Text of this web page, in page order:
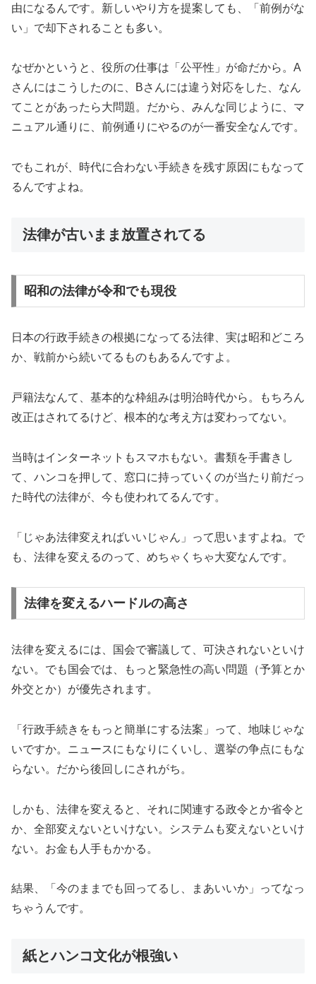
由になるんです。新しいやり方を提案しても、「前例がな
い」で却下されることも多い。
なぜかというと、役所の仕事は「公平性」が命だから。A
さんにはこうしたのに、Bさんには違う対応をした、なん
てことがあったら大問題。だから、みんな同じように、マ
ニュアル通りに、前例通りにやるのが一番安全なんです。
でもこれが、時代に合わない手続きを残す原因にもなって
るんですよね。
法律が古いまま放置されてる
昭和の法律が令和でも現役
日本の行政手続きの根拠になってる法律、実は昭和どころ
か、戦前から続いてるものもあるんですよ。
戸籍法なんて、基本的な枠組みは明治時代から。もちろん
改正はされてるけど、根本的な考え方は変わってない。
当時はインターネットもスマホもない。書類を手書きし
て、ハンコを押して、窓口に持っていくのが当たり前だっ
た時代の法律が、今も使われてるんです。
「じゃあ法律変えればいいじゃん」って思いますよね。で
も、法律を変えるのって、めちゃくちゃ大変なんです。
法律を変えるハードルの高さ
法律を変えるには、国会で審議して、可決されないといけ
ない。でも国会では、もっと緊急性の高い問題（予算とか
外交とか）が優先されます。
「行政手続きをもっと簡単にする法案」って、地味じゃな
いですか。ニュースにもなりにくいし、選挙の争点にもな
らない。だから後回しにされがち。
しかも、法律を変えると、それに関連する政令とか省令と
か、全部変えないといけない。システムも変えないといけ
ない。お金も人手もかかる。
結果、「今のままでも回ってるし、まあいいか」ってなっ
ちゃうんです。
紙とハンコ文化が根強い